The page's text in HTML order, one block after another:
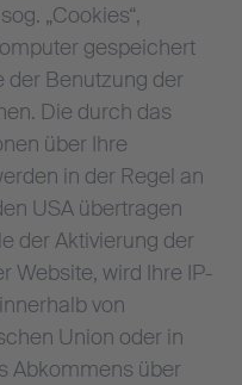
„Cookies“,
gespeichert
der Benutzung der
Die durch das
über Ihre
in der Regel an
USA übertragen
der Aktivierung der
Website, wird Ihre IP-
von
Union oder in
Abkommens über